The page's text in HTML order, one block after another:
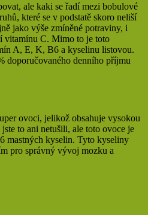
ale kaki se řadí mezi bobulové
které se v podstatě skoro neliší
jako výše zmíněné potraviny, i
vitamínu C. Mimo to je toto
A, E, K, B6 a kyselinu listovou.
doporučovaného denního příjmu
ovoci, jelikož obsahuje vysokou
to ani netušili, ale toto ovoce je
mastných kyselin. Tyto kyseliny
pro správný vývoj mozku a